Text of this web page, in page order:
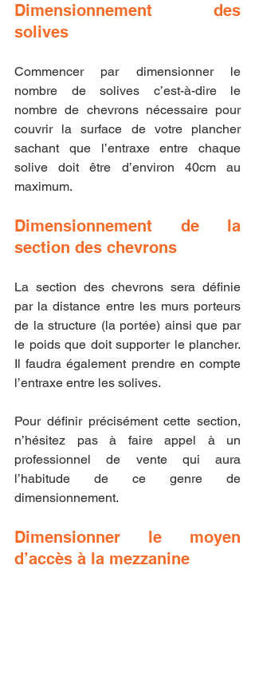
Dimensionnement des
solives
Commencer par dimensionner le
nombre de solives c’est-à-dire le
nombre de chevrons nécessaire pour
couvrir la surface de votre plancher
sachant que l’entraxe entre chaque
solive doit être d’environ 40cm au
maximum.
Dimensionnement de la
section des chevrons
La section des chevrons sera définie
par la distance entre les murs porteurs
de la structure (la portée) ainsi que par
le poids que doit supporter le plancher.
Il faudra également prendre en compte
l’entraxe entre les solives.
Pour définir précisément cette section,
n’hésitez pas à faire appel à un
professionnel de vente qui aura
l’habitude de ce genre de
dimensionnement.
Dimensionner le moyen
d’accès à la mezzanine